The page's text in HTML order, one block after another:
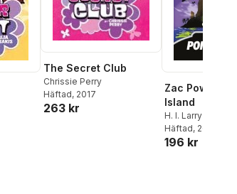
The Secret Club
Chrissie Perry
Häftad, 2017
263 kr
Zac Power
Island
H. I. Larry
Häftad, 2008
196 kr